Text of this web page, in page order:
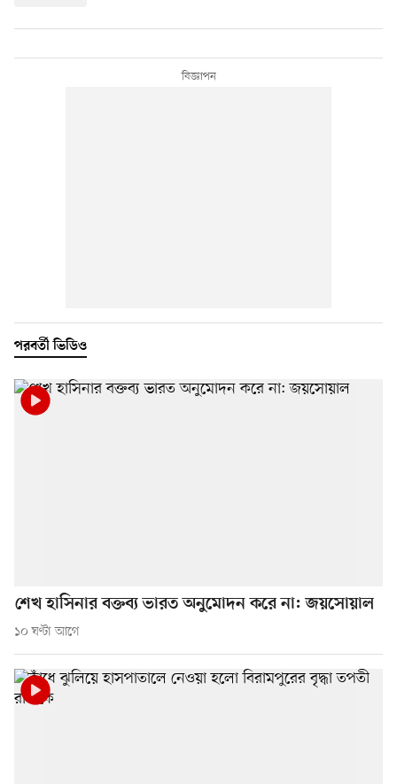
পরবর্তী ভিডিও
শেখ হাসিনার বক্তব্য ভারত অনুমোদন করে না: জয়সোয়াল
১০ ঘণ্টা আগে